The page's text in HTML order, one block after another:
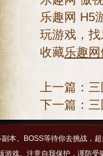
乐趣网 H5
玩游戏，
收藏乐趣
上一篇：
下一篇：
本、BOSS等待你去挑战，
游戏。注意自我保护，谨防